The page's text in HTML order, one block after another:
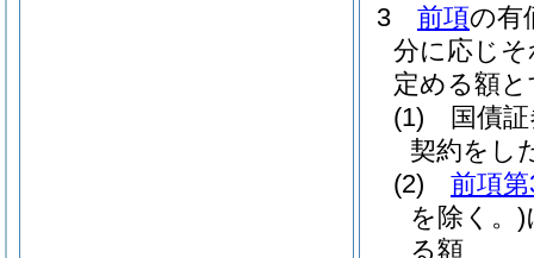
3
前項の有
分に応じ
定める額
(1)
国債
契約をし
(2)
前項
を除く。)
る額